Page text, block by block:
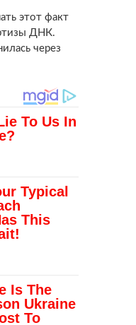
этот факт
ДНК.
через